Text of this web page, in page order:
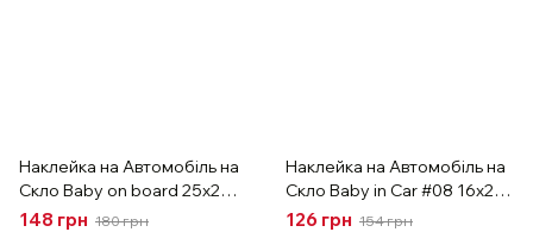
Наклейка на Автомобіль на
Скло Вaby on board 25х20
см + Монтажна плівка
148 грн 180 грн
Наклейка на Автомобіль на
Скло Вaby in Car #08 16х25
см + Монтажна плівка
126 грн 154 грн